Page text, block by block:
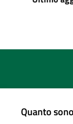
Quanto